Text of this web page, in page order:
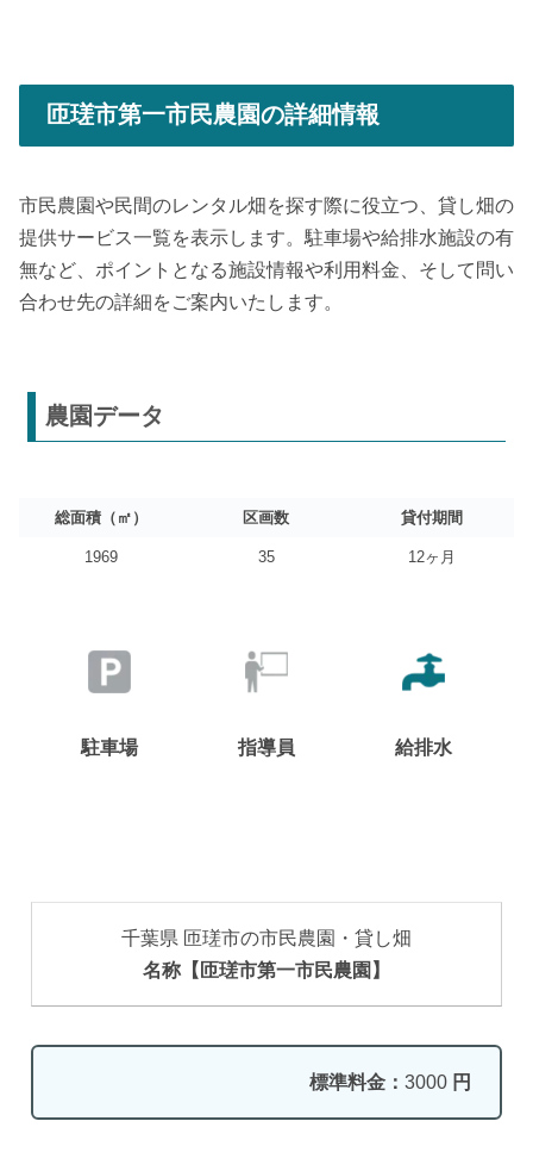
匝瑳市第一市民農園の詳細情報
市民農園や民間のレンタル畑を探す際に役立つ、貸し畑の
提供サービス一覧を表示します。駐車場や給排水施設の有
無など、ポイントとなる施設情報や利用料金、そして問い
合わせ先の詳細をご案内いたします。
農園データ
総面積（㎡） 区画数 貸付期間
1969 35 12ヶ月
駐車場 指導員 給排水
千葉県 匝瑳市の市民農園・貸し畑
名称【匝瑳市第一市民農園】
標準料金： 3000 円